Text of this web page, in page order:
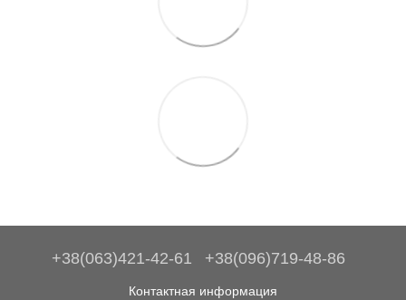
+38(063)421-42-61 +38(096)719-48-86
Контактная информация